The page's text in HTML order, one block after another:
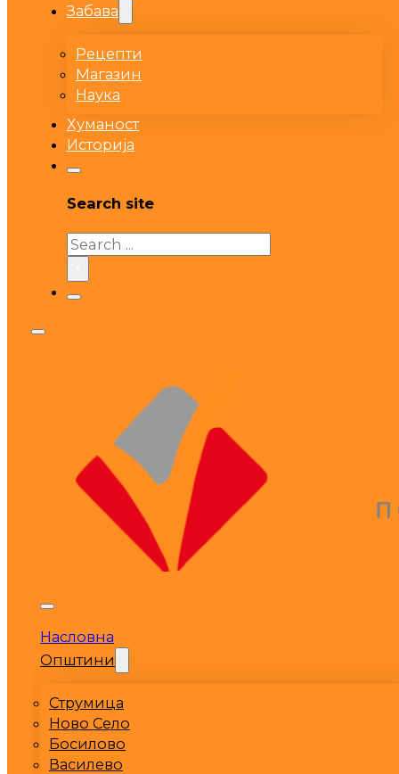
Забава
Рецепти
Магазин
Наука
Хуманост
Историја
Search site
Search
Насловна
Општини
Струмица
Ново Село
Босилово
Василево